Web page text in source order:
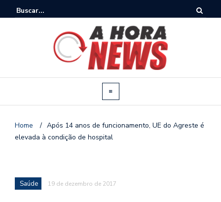
Home / Após 14 anos de funcionamento, UE do Agreste é
elevada à condição de hospital
Saúde 19 de dezembro de 2017